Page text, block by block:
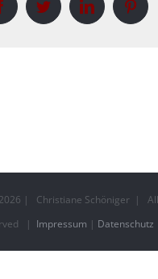
TwitterLinkedIn
2026 | Christiane Schöniger | All
| Impressum | Datenschutz